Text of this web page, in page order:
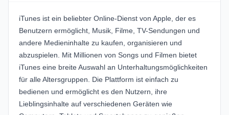
iTunes ist ein beliebter Online-Dienst von Apple, der es
Benutzern ermöglicht, Musik, Filme, TV-Sendungen und
andere Medieninhalte zu kaufen, organisieren und
abzuspielen. Mit Millionen von Songs und Filmen bietet
iTunes eine breite Auswahl an Unterhaltungsmöglichkeiten
für alle Altersgruppen. Die Plattform ist einfach zu
bedienen und ermöglicht es den Nutzern, ihre
Lieblingsinhalte auf verschiedenen Geräten wie